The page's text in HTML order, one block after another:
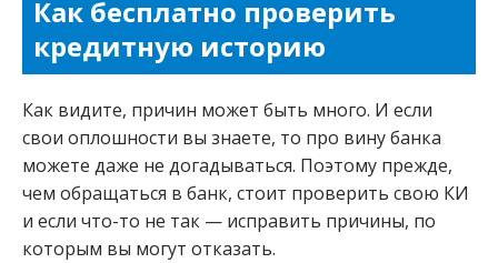
Как бесплатно проверить
кредитную историю
Как видите, причин может быть много. И если
свои оплошности вы знаете, то про вину банка
можете даже не догадываться. Поэтому прежде,
чем обращаться в банк, стоит проверить свою КИ
и если что-то не так — исправить причины, по
которым вы могут отказать.